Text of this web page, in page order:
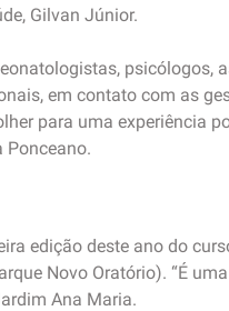
Gilvan Júnior.
psicólogos,
em contato com as
para uma experiência
Ponceano.
edição deste ano do
Novo Oratório). “É
Ana Maria.